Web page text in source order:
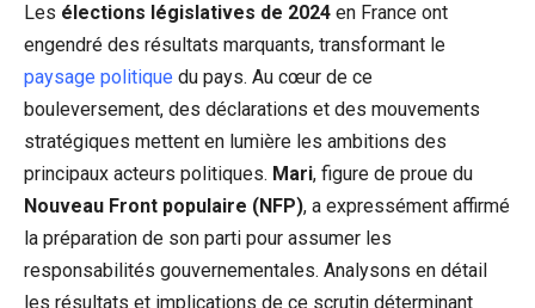
Les élections législatives de 2024 en France ont
engendré des résultats marquants, transformant le
paysage politique du pays. Au cœur de ce
bouleversement, des déclarations et des mouvements
stratégiques mettent en lumière les ambitions des
principaux acteurs politiques. Mari, figure de proue du
Nouveau Front populaire (NFP), a expressément affirmé
la préparation de son parti pour assumer les
responsabilités gouvernementales. Analysons en détail
les résultats et implications de ce scrutin déterminant